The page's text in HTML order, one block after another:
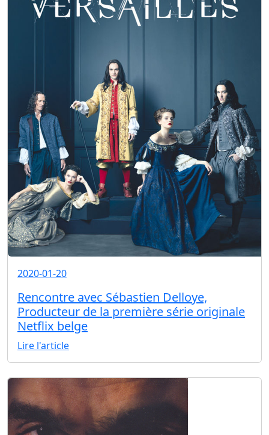
2020-01-20
Rencontre avec Sébastien Delloye,
Producteur de la première série originale
Netflix belge
Lire l'article